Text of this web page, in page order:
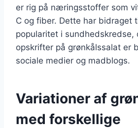
er rig på næringsstoffer som
C og fiber. Dette har bidraget
popularitet i sundhedskredse,
opskrifter på grønkålssalat er
sociale medier og madblogs.
Variationer af
med forskellige